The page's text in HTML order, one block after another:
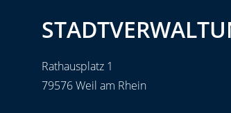
Rathausplatz 1
79576 Weil am Rhein